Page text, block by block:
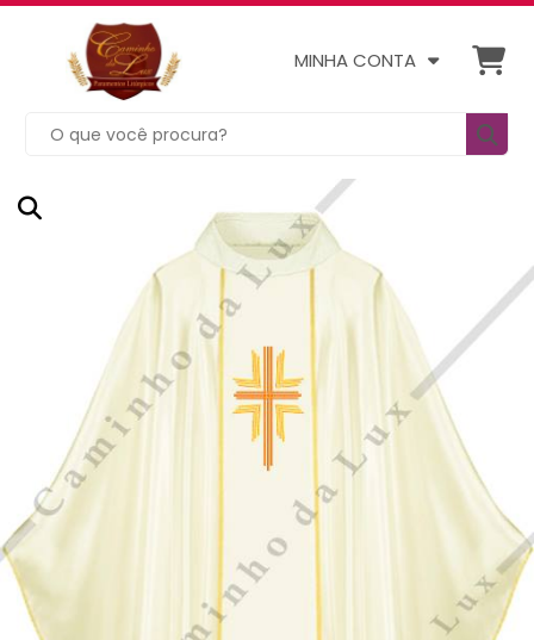
MINHA CONTA